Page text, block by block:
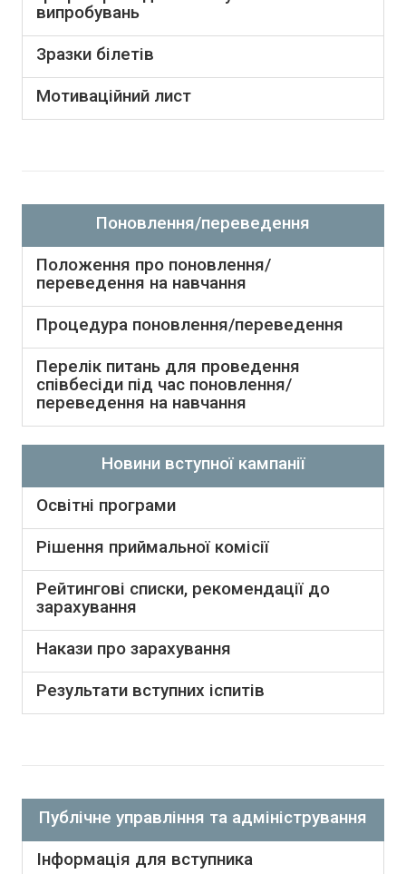
випробувань
Зразки білетів
Мотиваційний лист
Поновлення/переведення
Положення про поновлення/
переведення на навчання
Процедура поновлення/переведення
Перелік питань для проведення
співбесіди під час поновлення/
переведення на навчання
Новини вступної кампанії
Освітні програми
Рішення приймальної комісії
Рейтингові списки, рекомендації до
зарахування
Накази про зарахування
Результати вступних іспитів
Публічне управління та адміністрування
Інформація для вступника